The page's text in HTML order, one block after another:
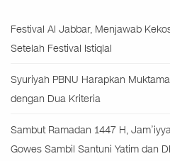
Festival Al Jabbar, Menjawab
Setelah Festival Istiqlal
Syuriyah PBNU Harapkan
dengan Dua Kriteria
Sambut Ramadan 1447 H,
Gowes Sambil Santuni Yatim dan